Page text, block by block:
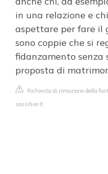
in una relazione e
aspettare per fare il
sono coppie che si
fidanzamento senza
proposta di
Richiesta di rimozione della
sassilive.it